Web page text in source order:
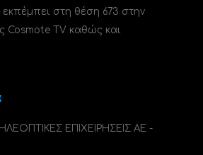
εκπέμπει στη θέση 673 στην
Cosmote TV καθώς και
ΕΠΙΧΕΙΡΗΣΕΙΣ ΑΕ -